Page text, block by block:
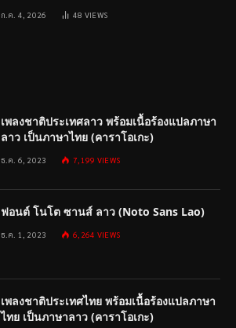
ก.ค. 4, 2026 48 VIEWS
เพลงชาติประเทศลาว พร้อมเนื้อร้องแปลภาษา
ลาว เป็นภาษาไทย (คาราโอเกะ)
ธ.ค. 6, 2023 7,199 VIEWS
ฟอนต์ โนโต ซานส์ ลาว (Noto Sans Lao)
ธ.ค. 1, 2023 6,264 VIEWS
เพลงชาติประเทศไทย พร้อมเนื้อร้องแปลภาษา
ไทย เป็นภาษาลาว (คาราโอเกะ)